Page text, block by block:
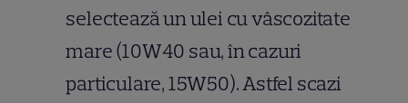
selectează un ulei cu vâscozitate
mare (10W40 sau, în cazuri
particulare, 15W50). Astfel scazi